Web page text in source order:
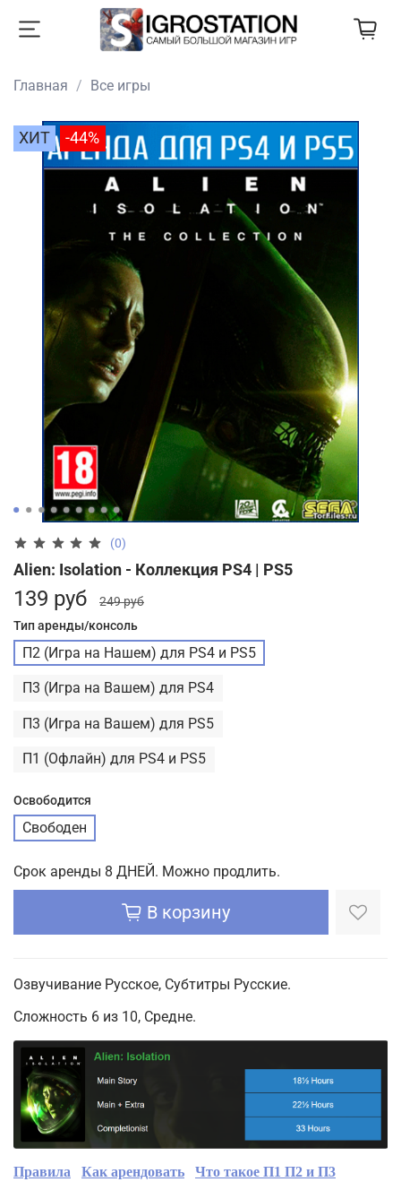
Главная Все игры
ХИТ -44%
(0)
Alien: Isolation - Коллекция PS4 | PS5
139 руб
249 руб
Тип аренды/консоль
П2 (Игра на Нашем) для PS4 и PS5
П3 (Игра на Вашем) для PS4
П3 (Игра на Вашем) для PS5
П1 (Офлайн) для PS4 и PS5
Освободится
Свободен
Срок аренды 8 ДНЕЙ. Можно продлить.
В корзину
Озвучивание Русское, Субтитры Русские.
Сложность 6 из 10, Средне.
Правила Как арендовать Что такое П1 П2 и П3